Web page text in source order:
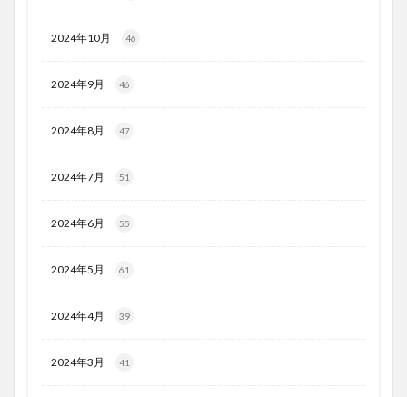
2024年10月 46
2024年9月 46
2024年8月 47
2024年7月 51
2024年6月 55
2024年5月 61
2024年4月 39
2024年3月 41